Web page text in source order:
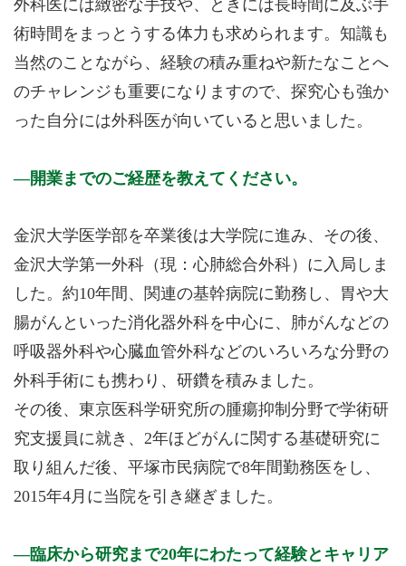
外科医には緻密な手技や、ときには長時間に及ぶ手
術時間をまっとうする体力も求められます。知識も
当然のことながら、経験の積み重ねや新たなことへ
のチャレンジも重要になりますので、探究心も強か
った自分には外科医が向いていると思いました。
開業までのご経歴を教えてください。
金沢大学医学部を卒業後は大学院に進み、その後、
金沢大学第一外科（現：心肺総合外科）に入局しま
した。約10年間、関連の基幹病院に勤務し、胃や大
腸がんといった消化器外科を中心に、肺がんなどの
呼吸器外科や心臓血管外科などのいろいろな分野の
外科手術にも携わり、研鑽を積みました。
その後、東京医科学研究所の腫瘍抑制分野で学術研
究支援員に就き、2年ほどがんに関する基礎研究に
取り組んだ後、平塚市民病院で8年間勤務医をし、
2015年4月に当院を引き継ぎました。
臨床から研究まで20年にわたって経験とキャリア